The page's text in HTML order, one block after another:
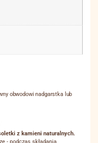
obwodowi nadgarstka lub
z kamieni naturalnych.
- podczas składania